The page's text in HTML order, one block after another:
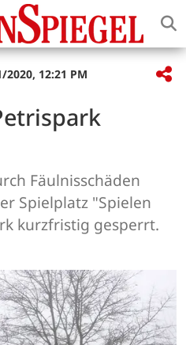
2020, 12:21 PM
Fäulnisschäden
Spielplatz "Spielen
kurzfristig gesperrt.